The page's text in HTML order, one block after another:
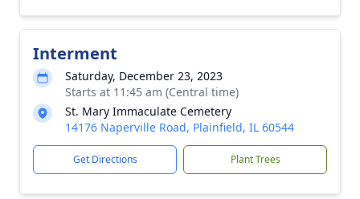
Interment
Saturday, December 23, 2023
Starts at 11:45 am (Central time)
St. Mary Immaculate Cemetery
14176 Naperville Road, Plainfield, IL 60544
Get Directions Plant Trees